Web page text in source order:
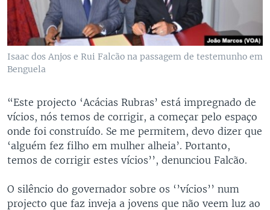
Isaac dos Anjos e Rui Falcão na passagem de testemunho em
Benguela
“Este projecto ‘Acácias Rubras’ está impregnado de
vícios, nós temos de corrigir, a começar pelo espaço
onde foi construído. Se me permitem, devo dizer que
‘alguém fez filho em mulher alheia’. Portanto,
temos de corrigir estes vícios’’, denunciou Falcão.
O silêncio do governador sobre os ‘’vícios’’ num
projecto que faz inveja a jovens que não veem luz ao